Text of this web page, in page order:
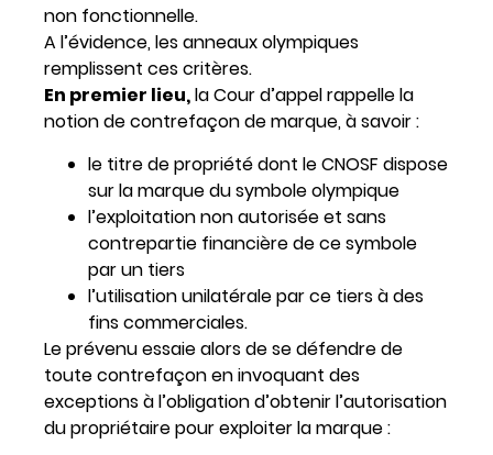
non fonctionnelle.
A l’évidence, les anneaux olympiques
remplissent ces critères.
En premier lieu,la Cour d’appel rappelle la
notion de contrefaçon de marque, à savoir :
le titre de propriété dont le CNOSF dispose
sur la marque du symbole olympique
l’exploitation non autorisée et sans
contrepartie financière de ce symbole
par un tiers
l’utilisation unilatérale par ce tiers à des
fins commerciales.
Le prévenu essaie alors de se défendre de
toute contrefaçon en invoquant des
exceptions à l’obligation d’obtenir l’autorisation
du propriétaire pour exploiter la marque :